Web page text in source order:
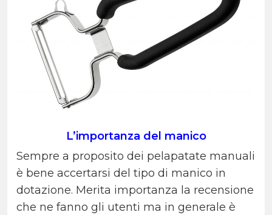
L’importanza del manico
Sempre a proposito dei pelapatate manuali
è bene accertarsi del tipo di manico in
dotazione. Merita importanza la recensione
che ne fanno gli utenti ma in generale è